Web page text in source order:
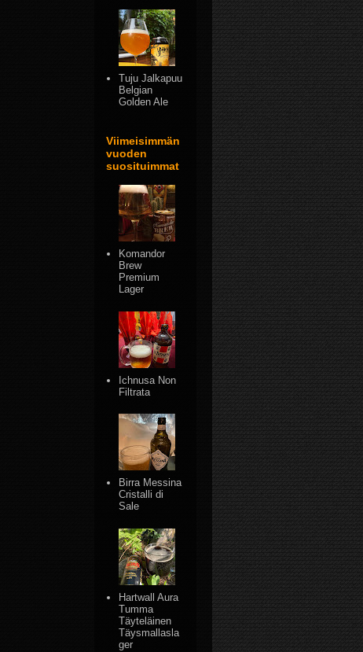
Tuju Jalkapuu
Belgian
Golden Ale
Viimeisimmän
vuoden
suosituimmat
Komandor
Brew
Premium
Lager
Ichnusa Non
Filtrata
Birra Messina
Cristalli di
Sale
Hartwall Aura
Tumma
Täyteläinen
Täysmallasla
ger